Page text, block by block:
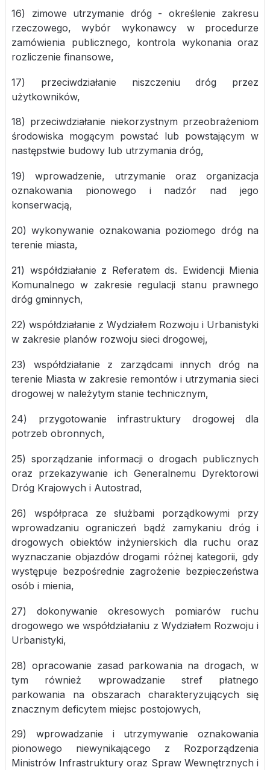
16) zimowe utrzymanie dróg - określenie zakresu
rzeczowego, wybór wykonawcy w procedurze
zamówienia publicznego, kontrola wykonania oraz
rozliczenie finansowe,
17) przeciwdziałanie niszczeniu dróg przez
użytkowników,
18) przeciwdziałanie niekorzystnym przeobrażeniom
środowiska mogącym powstać lub powstającym w
następstwie budowy lub utrzymania dróg,
19) wprowadzenie, utrzymanie oraz organizacja
oznakowania pionowego i nadzór nad jego
konserwacją,
20) wykonywanie oznakowania poziomego dróg na
terenie miasta,
21) współdziałanie z Referatem ds. Ewidencji Mienia
Komunalnego w zakresie regulacji stanu prawnego
dróg gminnych,
22) współdziałanie z Wydziałem Rozwoju i Urbanistyki
w zakresie planów rozwoju sieci drogowej,
23) współdziałanie z zarządcami innych dróg na
terenie Miasta w zakresie remontów i utrzymania sieci
drogowej w należytym stanie technicznym,
24) przygotowanie infrastruktury drogowej dla
potrzeb obronnych,
25) sporządzanie informacji o drogach publicznych
oraz przekazywanie ich Generalnemu Dyrektorowi
Dróg Krajowych i Autostrad,
26) współpraca ze służbami porządkowymi przy
wprowadzaniu ograniczeń bądź zamykaniu dróg i
drogowych obiektów inżynierskich dla ruchu oraz
wyznaczanie objazdów drogami różnej kategorii, gdy
występuje bezpośrednie zagrożenie bezpieczeństwa
osób i mienia,
27) dokonywanie okresowych pomiarów ruchu
drogowego we współdziałaniu z Wydziałem Rozwoju i
Urbanistyki,
28) opracowanie zasad parkowania na drogach, w
tym również wprowadzanie stref płatnego
parkowania na obszarach charakteryzujących się
znacznym deficytem miejsc postojowych,
29) wprowadzanie i utrzymywanie oznakowania
pionowego niewynikającego z Rozporządzenia
Ministrów Infrastruktury oraz Spraw Wewnętrznych i